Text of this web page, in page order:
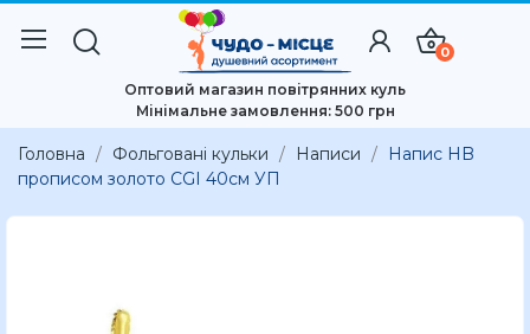
0
Оптовий магазин повітрянних куль
Мінімальне замовлення: 500 грн
Головна Фольговані кульки Написи
Напис HB
прописом золото CGI 40см УП